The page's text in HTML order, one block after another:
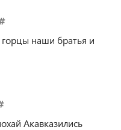
наши братья и
Акавказились